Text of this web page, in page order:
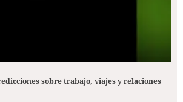
sobre trabajo, viajes y relaciones